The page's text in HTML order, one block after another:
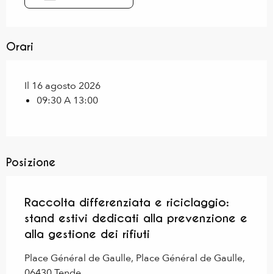
Orari
Il 16 agosto 2026
09:30 A 13:00
Posizione
Raccolta differenziata e riciclaggio:
stand estivi dedicati alla prevenzione e
alla gestione dei rifiuti
Place Général de Gaulle, Place Général de Gaulle,